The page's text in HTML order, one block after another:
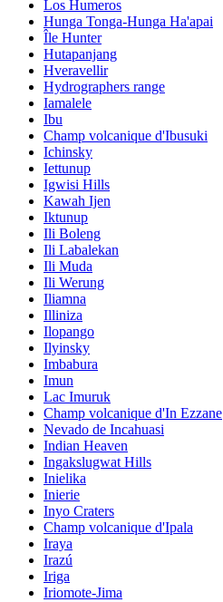
Los Humeros
Hunga Tonga-Hunga Ha'apai
Île Hunter
Hutapanjang
Hveravellir
Hydrographers range
Iamalele
Ibu
Champ volcanique d'Ibusuki
Ichinsky
Iettunup
Igwisi Hills
Kawah Ijen
Iktunup
Ili Boleng
Ili Labalekan
Ili Muda
Ili Werung
Iliamna
Illiniza
Ilopango
Ilyinsky
Imbabura
Imun
Lac Imuruk
Champ volcanique d'In Ezzane
Nevado de Incahuasi
Indian Heaven
Ingakslugwat Hills
Inielika
Inierie
Inyo Craters
Champ volcanique d'Ipala
Iraya
Irazú
Iriga
Iriomote-Jima